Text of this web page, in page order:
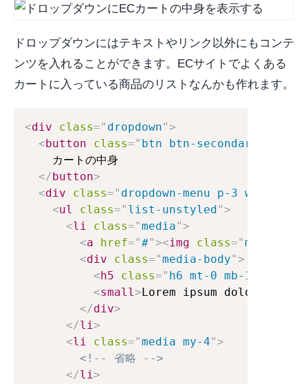
ドロップダウンにはテキストやリンク以外にもコンテ
ンツを入れることができます。ECサイトでよくある
カートに入っている商品のリストなんかも作れます。
<div class=" dropdown">
<button class=" btn btn-secondary
    カートの中身
</button>
<div class=" dropdown-menu p-3 w-25
<ul class=" list-unstyled">
<li class="media">
<a href="#"><img class="mr-3
<div class="media-body">
<h5 class=" h6 mt-0 mb-1
<small>Lorem ipsum dolor sit
</div>
</li>
<li class="media my-4">
<!-- 省略 -->
</li>